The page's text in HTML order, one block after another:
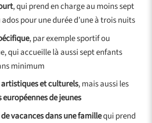
, qui prend en charge au moins sept
pour une durée d’une à trois nuits
, par exemple sportif ou
qui accueille là aussi sept enfants
minimum
et culturels, mais aussi les
de jeunes
vacances dans une famillequi prend